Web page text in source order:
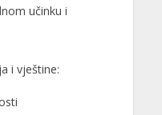
učinku i
i vještine: